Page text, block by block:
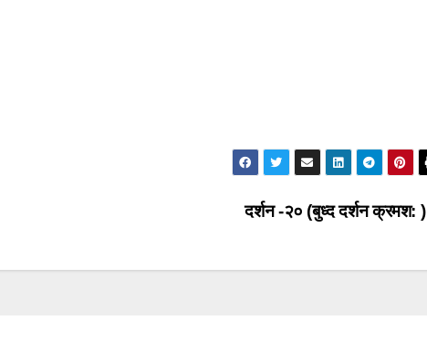
दर्शन -२० (बुध्द दर्शन क्रमश: )